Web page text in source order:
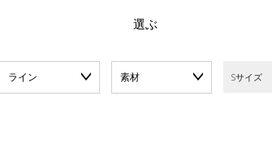
選ぶ
ライン 素材 Sサイズ